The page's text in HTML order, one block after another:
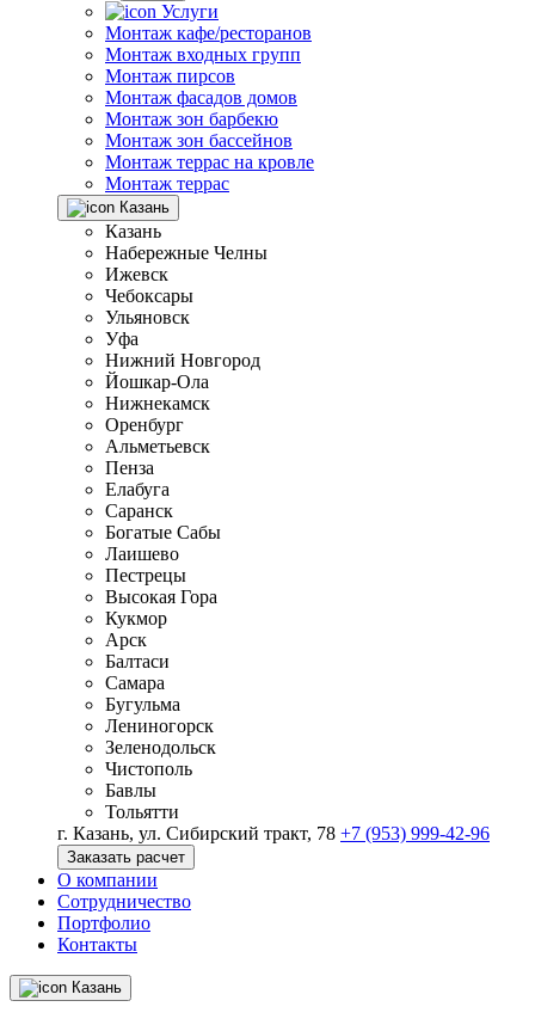
Услуги
Монтаж кафе/ресторанов
Монтаж входных групп
Монтаж пирсов
Монтаж фасадов домов
Монтаж зон барбекю
Монтаж зон бассейнов
Монтаж террас на кровле
Монтаж террас
Казань
Казань
Набережные Челны
Ижевск
Чебоксары
Ульяновск
Уфа
Нижний Новгород
Йошкар-Ола
Нижнекамск
Оренбург
Альметьевск
Пенза
Елабуга
Саранск
Богатые Сабы
Лаишево
Пестрецы
Высокая Гора
Кукмор
Арск
Балтаси
Самара
Бугульма
Лениногорск
Зеленодольск
Чистополь
Бавлы
Тольятти
г. Казань, ул. Сибирский тракт, 78 +7 (953) 999-42-96
Заказать расчет
О компании
Сотрудничество
Портфолио
Контакты
Казань